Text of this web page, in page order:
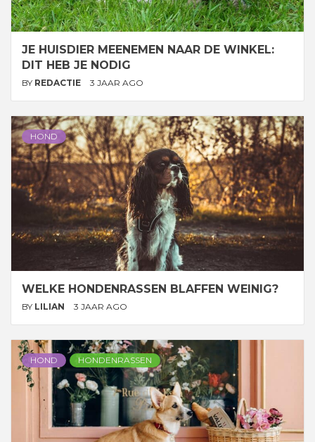
JE HUISDIER MEENEMEN NAAR DE WINKEL:
DIT HEB JE NODIG
BY REDACTIE 3 JAAR AGO
HOND
WELKE HONDENRASSEN BLAFFEN WEINIG?
BY LILIAN 3 JAAR AGO
HOND HONDENRASSEN